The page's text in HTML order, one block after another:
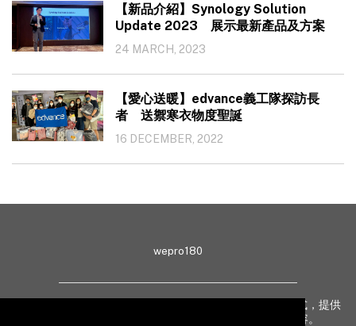
【新品介紹】Synology Solution
Update 2023 展示最新產品及方案
24 MARCH, 2023
【愛心送暖】edvance義工隊探訪長
者 送禦寒衣物度聖誕
16 DECEMBER, 2022
wepro180
wepro180 由 IT 業界專家組成，以生動有趣、深入淺出方式，提供
最新 IT 動態、趨勢、技術、行業熱話、專題報導等內容。